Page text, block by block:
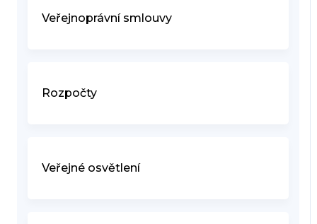
Veřejnoprávní smlouvy
Rozpočty
Veřejné osvětlení